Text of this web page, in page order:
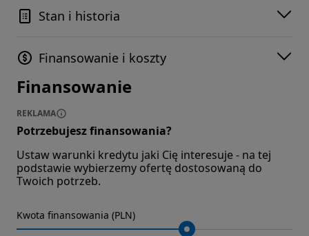
Stan i historia
Finansowanie i koszty
Finansowanie
REKLAMA
Potrzebujesz finansowania?
Ustaw warunki kredytu jaki Cię interesuje - na tej
podstawie wybierzemy ofertę dostosowaną do
Twoich potrzeb.
Kwota finansowania (PLN)